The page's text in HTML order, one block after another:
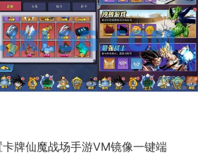
牌仙魔战场手游VM镜像一键端